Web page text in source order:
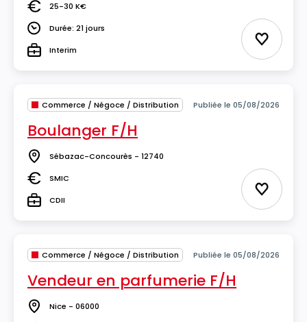
Salaire25-30 K€
DuréeDurée: 21 jours
TypeInterim Ajouter
Commerce / Négoce / Distribution Publiée le 05/08/2026
Boulanger F/H
Lieu Sébazac-Concourès - 12740
Salaire
SMIC
TypeCDII Ajouter
Commerce / Négoce / Distribution Publiée le 05/08/2026
Vendeur en parfumerie F/H
Lieu Nice - 06000